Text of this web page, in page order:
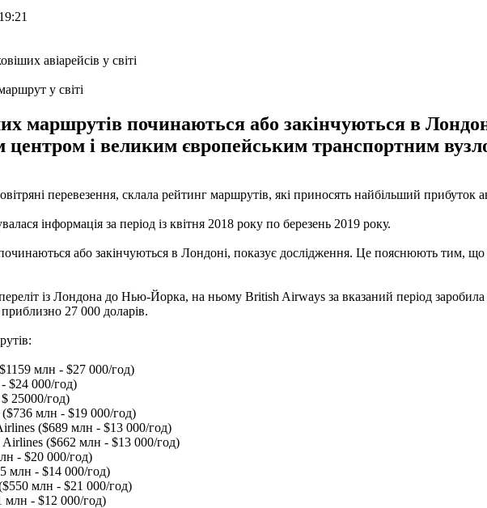
у світі
маршрутів починаються або закінчуються в
і великим європейським транспортним
перевезення, склала рейтинг маршрутів, які приносять найбільший прибуток
інформація за період із квітня 2018 року по березень 2019 року.
або закінчуються в Лондоні, показує дослідження. Це пояснюють тим,
із Лондона до Нью-Йорка, на ньому British Airways за вказаний період
27 000 доларів.
млн - $27 000/год)
$24 000/год)
25000/год)
млн - $19 000/год)
($689 млн - $13 000/год)
($662 млн - $13 000/год)
- $20 000/год)
млн - $14 000/год)
млн - $21 000/год)
млн - $12 000/год)